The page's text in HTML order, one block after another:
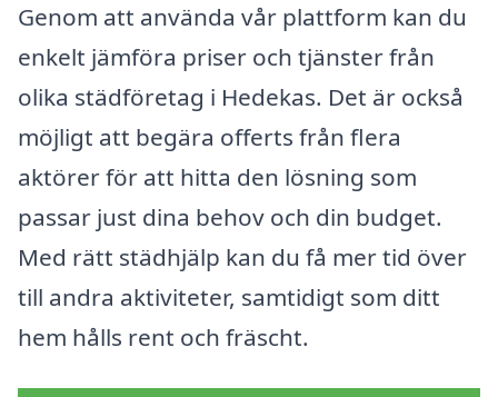
Genom att använda vår plattform kan du
enkelt jämföra priser och tjänster från
olika städföretag i Hedekas. Det är också
möjligt att begära offerts från flera
aktörer för att hitta den lösning som
passar just dina behov och din budget.
Med rätt städhjälp kan du få mer tid över
till andra aktiviteter, samtidigt som ditt
hem hålls rent och fräscht.